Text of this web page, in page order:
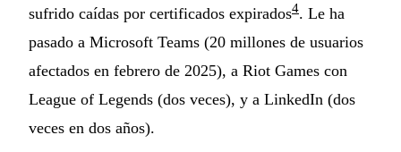
sufrido caídas por certificados expirados4. Le ha
pasado a Microsoft Teams (20 millones de usuarios
afectados en febrero de 2025), a Riot Games con
League of Legends (dos veces), y a LinkedIn (dos
veces en dos años).